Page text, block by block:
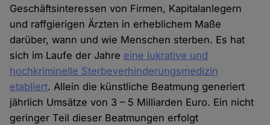
Geschäftsinteressen von Firmen, Kapitalanlegern
und raffgierigen Ärzten in erheblichem Maße
darüber, wann und wie Menschen sterben. Es hat
sich im Laufe der Jahre eine lukrative und
hochkriminelle Sterbeverhinderungsmedizin
etabliert. Allein die künstliche Beatmung generiert
jährlich Umsätze von 3 – 5 Milliarden Euro. Ein nicht
geringer Teil dieser Beatmungen erfolgt